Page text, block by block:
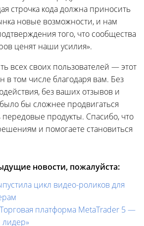
строчка кода должна приносить
новые возможности, и нам
того, что сообщества
ценят наши усилия».
всех своих пользователей — этот
в том числе благодаря вам. Без
без ваших отзывов и
бы сложнее продвигаться
передовые продукты. Спасибо, что
и помогаете становиться
новости, пожалуйста:
цикл видео-роликов для
платформа MetaTrader 5 —